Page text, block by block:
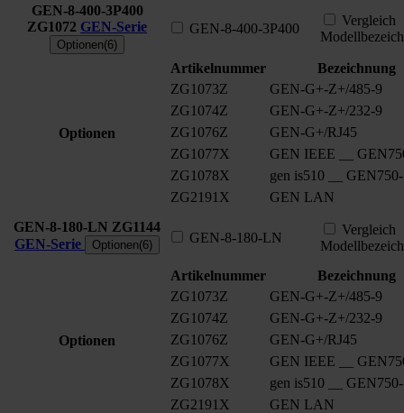
GEN-8-400-3P400
ZG1072 GEN-Serie
Optionen(6)
GEN-8-400-3P400
Vergleich
Optionen
Artikelnummer
Bezeichnung
ZG1073Z
GEN-G+-Z+/485-9
ZG1074Z
GEN-G+-Z+/232-9
ZG1076Z
GEN-G+/RJ45
ZG1077X
GEN IEEE __
ZG1078X
gen is510 __
ZG2191X
GEN LAN
GEN-8-180-LN ZG1144
GEN-Serie
Optionen(6) GEN-8-180-LN
Vergleich
Optionen
Artikelnummer
Bezeichnung
ZG1073Z
GEN-G+-Z+/485-9
ZG1074Z
GEN-G+-Z+/232-9
ZG1076Z
GEN-G+/RJ45
ZG1077X
GEN IEEE __
ZG1078X
gen is510 __
ZG2191X
GEN LAN